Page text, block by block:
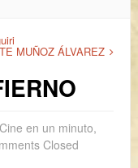
MUÑOZ ÁLVAREZ
Cine en un minuto,
Closed